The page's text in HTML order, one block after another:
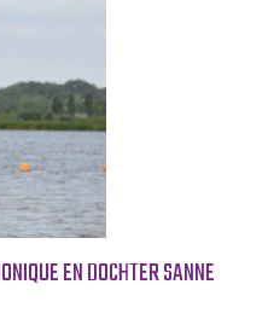
EN DOCHTER SANNE